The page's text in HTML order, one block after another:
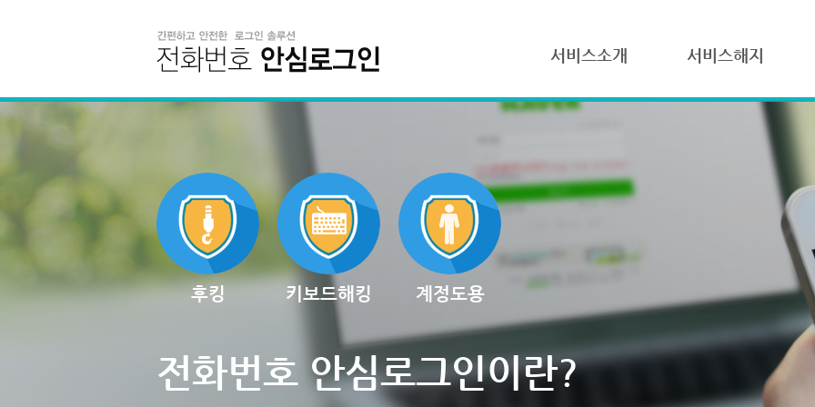
서비스소개 서비스해지
후킹 키보드해킹 계정도용
전화번호 안심로그인이란?